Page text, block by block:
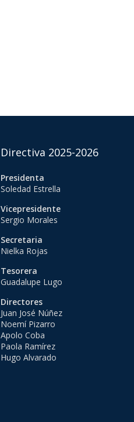
Directiva 2025-2026
Presidenta
Soledad Estrella
Vicepresidente
Sergio Morales
Secretaria
Nielka Rojas
Tesorera
Guadalupe Lugo
Directores
Juan José Núñez
Noemí Pizarro
Apolo Coba
Paola Ramírez
Hugo Alvarado